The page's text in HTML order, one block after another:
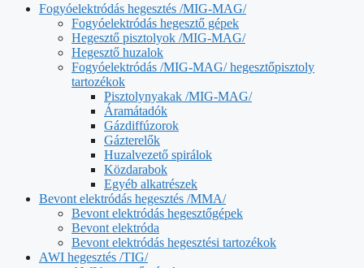
Fogyóelektródás hegesztés /MIG-MAG/
Fogyóelektródás hegesztő gépek
Hegesztő pisztolyok /MIG-MAG/
Hegesztő huzalok
Fogyóelektródás /MIG-MAG/ hegesztőpisztoly
tartozékok
Pisztolynyakak /MIG-MAG/
Áramátadók
Gázdiffúzorok
Gázterelők
Huzalvezető spirálok
Közdarabok
Egyéb alkatrészek
Bevont elektródás hegesztés /MMA/
Bevont elektródás hegesztőgépek
Bevont elektróda
Bevont elektródás hegesztési tartozékok
AWI hegesztés /TIG/